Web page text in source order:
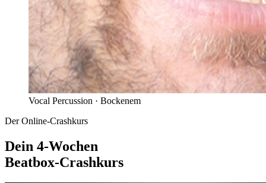
Vocal Percussion · Bockenem
Der Online-Crashkurs
Dein 4-Wochen
Beatbox-Crashkurs